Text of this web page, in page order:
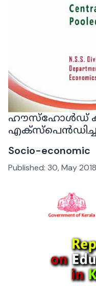
ഹൗസ്ഹോൾഡ്
എക്സ്പെൻഡിച്ചർ
Socio-economic
Published: 30, May 2018